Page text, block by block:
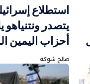
استطلاع
يتصدر
أحزاب اليمين
صالح شوكة